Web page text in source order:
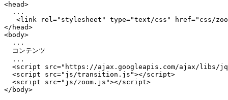
<head>
  ...
<link rel="stylesheet" type="text/css" href="css/
</head>
<body>
  ...
  コンテンツ
  ...
<script src="https://ajax.googleapis.com/ajax/libs/
  <script src="js/transition.js"></script>
  <script src="js/zoom.js"></script>